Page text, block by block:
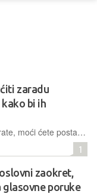
zaradu
bi ih
"Sadržaj koji ionako stvarate, moći ćete postaviti na Facebook kao Story te na njemu dodatno zaraditi", poruka je iz Facebooka influencerima i ostalima koji prihode ostvaruju na TikToku
1
zaokret,
glasovne poruke